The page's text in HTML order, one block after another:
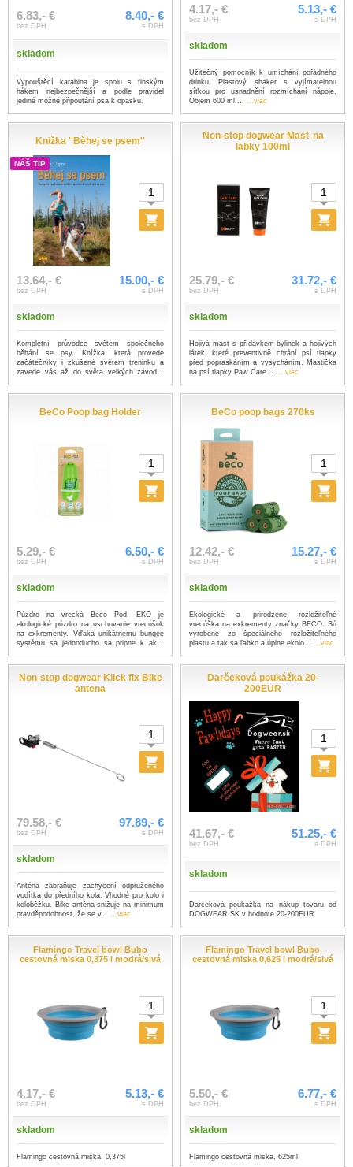
6.83,- €
bez DPH
8.40,- €
s DPH
skladom
Vypouštěcí karabina je spolu s finským
hákem nejbezpečnější a podle pravidel
jediné možné připoutání psa k opasku.
4.17,- €
bez DPH
5.13,- €
s DPH
skladom
Užitečný pomocník k umíchání pořádného
drinku. Plastový shaker s vyjímatelnou
síťkou pro usnadnění rozmíchání nápoje.
Objem 600 ml.... ...viac
Knižka ''Běhej se psem''
NÁŠ TIP
13.64,- €
bez DPH
15.00,- €
s DPH
skladom
Kompletní průvodce světem společného
běhání se psy. Knížka, která provede
začátečníky i zkušené světem tréninku a
zavede vás až do světa velkých závod...
Non-stop dogwear Masť na
labky 100ml
25.79,- €
bez DPH
31.72,- €
s DPH
skladom
Hojivá mast s přídavkem bylinek a hojivých
látek, které preventivně chrání psí tlapky
před popraskáním a vysycháním. Mastička
na psí tlapky Paw Care ... ...viac
BeCo Poop bag Holder
5.29,- €
bez DPH
6.50,- €
s DPH
skladom
Púzdro na vrecká Beco Pod, EKO je
ekologické púzdro na uschovanie vrecúšok
na exkrementy. Vďaka unikátnemu bungee
systému sa jednoducho sa pripne k ak...
BeCo poop bags 270ks
12.42,- €
bez DPH
15.27,- €
s DPH
skladom
Ekologické a prirodzene rozložiteľné
vrecúška na exkrementy značky BECO. Sú
vyrobené zo špeciálneho rozložiteľného
plastu a tak sa ľahko a úplne ekolo... ...viac
Non-stop dogwear Klick fix Bike
antena
79.58,- €
bez DPH
97.89,- €
s DPH
skladom
Anténa zabraňuje zachycení odpruženého
vodítka do předního kola. Vhodné pro kolo i
koloběžku. Bike anténa snižuje na minimum
pravděpodobnost, že se v... ...viac
Darčeková poukážka 20-
200EUR
41.67,- €
bez DPH
51.25,- €
s DPH
skladom
Darčeková poukážka na nákup tovaru od
DOGWEAR.SK v hodnote 20-200EUR
Flamingo Travel bowl Bubo
cestovná miska 0,375 l modrá/sivá
4.17,- €
bez DPH
5.13,- €
s DPH
skladom
Flamingo cestovná miska, 0,375l
Flamingo Travel bowl Bubo
cestovná miska 0,625 l modrá/sivá
5.50,- €
bez DPH
6.77,- €
s DPH
skladom
Flamingo cestovná miska, 625ml